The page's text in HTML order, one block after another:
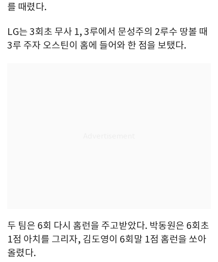
를 때렸다.
LG는 3회초 무사 1, 3루에서 문성주의 2루수 땅볼 때
3루 주자 오스틴이 홈에 들어와 한 점을 보탰다.
두 팀은 6회 다시 홈런을 주고받았다. 박동원은 6회초
1점 아치를 그리자, 김도영이 6회말 1점 홈런을 쏘아
올렸다.